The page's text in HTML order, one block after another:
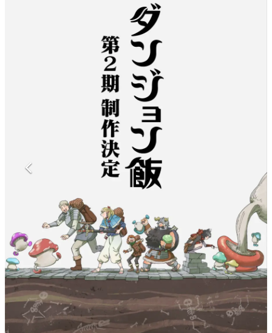
具体的な形から解き明かしていく、硬派で骨太な評論連載
ゲームが変えた日本語
「経験値」「裏技」「ラスボス」… ゲームにまつわる言葉
の起源や用法の変遷を、コンピューター文化史研究家・タ
イニーP氏が徹底調査。
女性向け
その他
電ファミニコゲーマーとは？
運営：株式会社マレ